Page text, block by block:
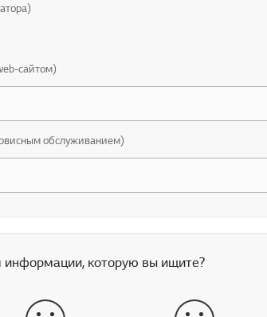
сайтом)
обслуживанием)
информации, которую вы ищите?
нормально плохо